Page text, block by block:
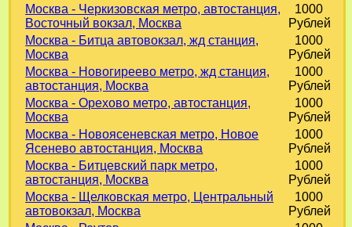
Москва - Черкизовская метро, автостанция,
Восточный вокзал, Москва
1000
Рублей
Москва - Битца автовокзал, жд станция,
Москва
1000
Рублей
Москва - Новогиреево метро, жд станция,
автостанция, Москва
1000
Рублей
Москва - Орехово метро, автостанция,
Москва
1000
Рублей
Москва - Новоясеневская метро, Новое
Ясенево автостанция, Москва
1000
Рублей
Москва - Битцевский парк метро,
автостанция, Москва
1000
Рублей
Москва - Щелковская метро, Центральный
автовокзал, Москва
1000
Рублей